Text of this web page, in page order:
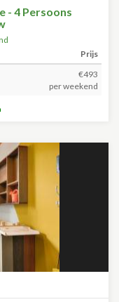
- 4 Persoons
Prijs
€493
per weekend